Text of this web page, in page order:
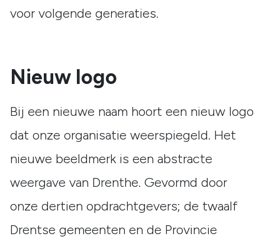
voor volgende generaties.
Nieuw logo
Bij een nieuwe naam hoort een nieuw logo
dat onze organisatie weerspiegeld. Het
nieuwe beeldmerk is een abstracte
weergave van Drenthe. Gevormd door
onze dertien opdrachtgevers; de twaalf
Drentse gemeenten en de Provincie